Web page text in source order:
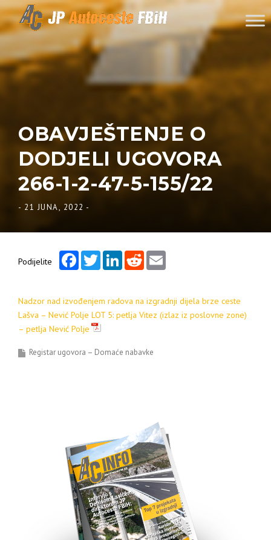
Skip to content
OBAVJEŠTENJE O
DODJELI UGOVORA
266-1-2-47-5-155/22
- 21 JUNA, 2022 -
Podijelite
FacebookTwitterLinkedInReddit
Nadzor nad izvođenjem radova na izgradnji dijela brze ceste
Lašva – Nević Polje LOT 5: petlja Vitez (izlaz iz poslovne zone)
– petlja Nević Polje
Registar ugovora – Domaće nabavke